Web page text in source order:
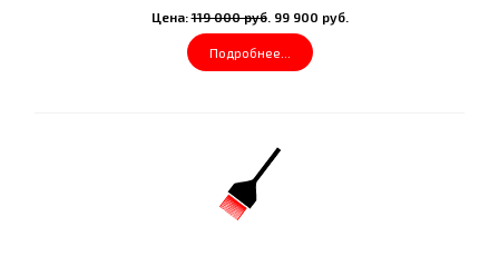
Цена:119 000 руб. 99 900 руб.
Подробнее...